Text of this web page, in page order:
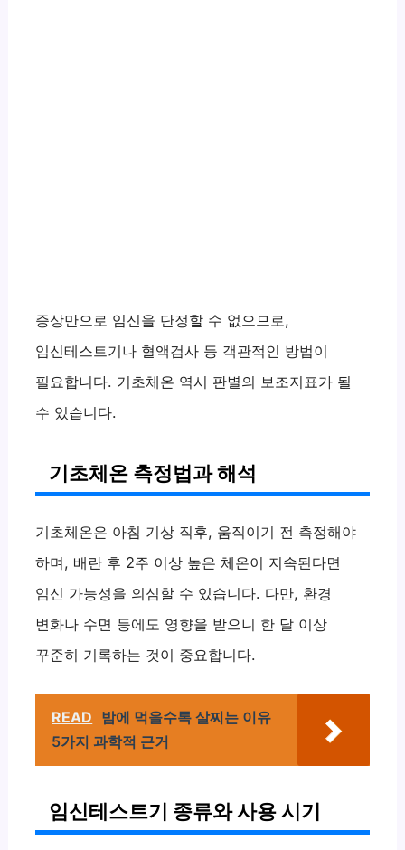
증상만으로 임신을 단정할 수 없으므로,
임신테스트기나 혈액검사 등 객관적인 방법이
필요합니다. 기초체온 역시 판별의 보조지표가 될
수 있습니다.
기초체온 측정법과 해석
기초체온은 아침 기상 직후, 움직이기 전 측정해야
하며, 배란 후 2주 이상 높은 체온이 지속된다면
임신 가능성을 의심할 수 있습니다. 다만, 환경
변화나 수면 등에도 영향을 받으니 한 달 이상
꾸준히 기록하는 것이 중요합니다.
READ 밤에 먹을수록 살찌는 이유
5가지 과학적 근거
임신테스트기 종류와 사용 시기